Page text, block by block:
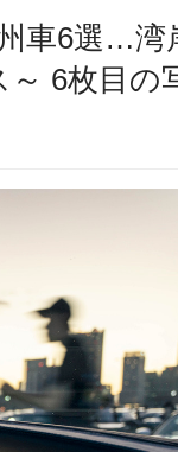
車6選…湾
6枚目の